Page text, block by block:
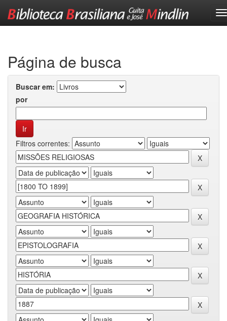
Página de busca
Buscar em:
por
Filtros correntes: